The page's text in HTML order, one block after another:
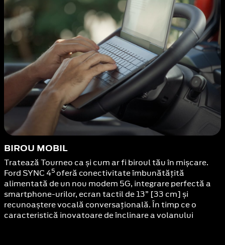
BIROU MOBIL
Tratează Tourneo ca și cum ar fi biroul tău în mișcare.
Ford SYNC 45 oferă conectivitate îmbunătățită
alimentată de un nou modem 5G, integrare perfectă a
smartphone-urilor, ecran tactil de 13” [33 cm] și
recunoaștere vocală conversațională. În timp ce o
caracteristică inovatoare de înclinare a volanului